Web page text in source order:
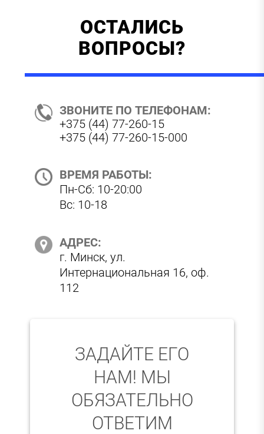
ОСТАЛИСЬ
ВОПРОСЫ?
ЗВОНИТЕ ПО ТЕЛЕФОНАМ:
+375 (44) 77-260-15
+375 (44) 77-260-15-000
ВРЕМЯ РАБОТЫ:
Пн-Сб: 10-20:00
Вс: 10-18
АДРЕС:
г. Минск, ул.
Интернациональная 16, оф.
112
ЗАДАЙТЕ ЕГО
НАМ! МЫ
ОБЯЗАТЕЛЬНО
ОТВЕТИМ